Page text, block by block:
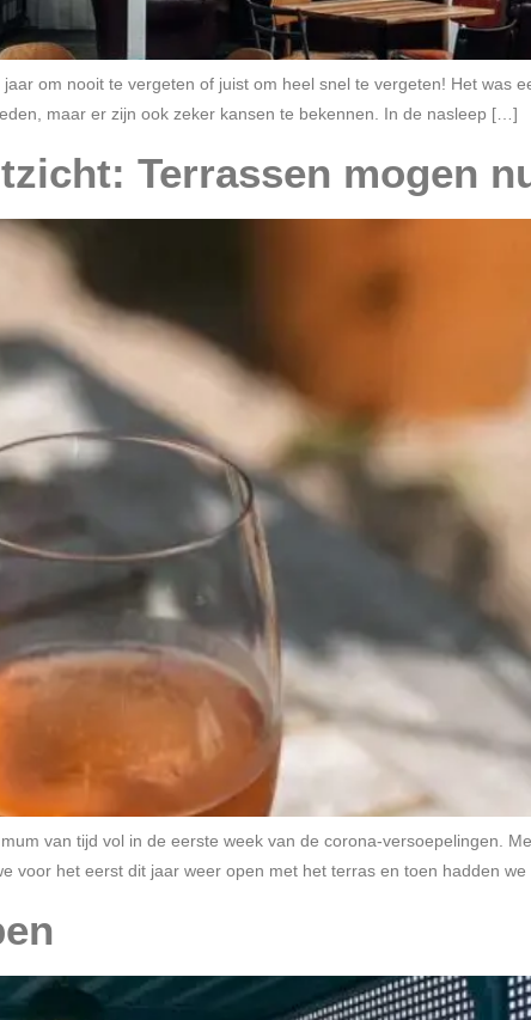
om nooit te vergeten of juist om heel snel te vergeten! Het was
maar er zijn ook zeker kansen te bekennen. In de nasleep […]
Terrassen mogen
van tijd vol in de eerste week van de corona-versoepelingen.
voor het eerst dit jaar weer open met het terras en toen hadden